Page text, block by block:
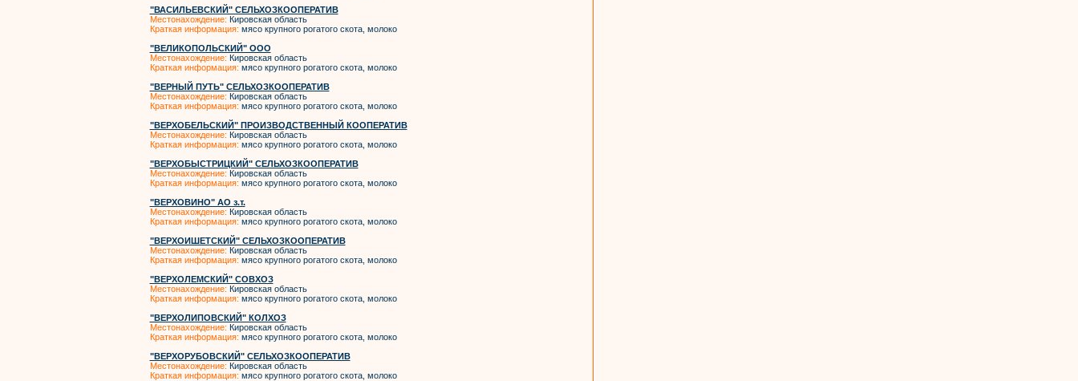
"ВАСИЛЬЕВСКИЙ" СЕЛЬХОЗКООПЕРАТИВ
Местонахождение: Кировская область
Краткая информация: мясо крупного рогатого скота, молоко
"ВЕЛИКОПОЛЬСКИЙ" ООО
Местонахождение: Кировская область
Краткая информация: мясо крупного рогатого скота, молоко
"ВЕРНЫЙ ПУТЬ" СЕЛЬХОЗКООПЕРАТИВ
Местонахождение: Кировская область
Краткая информация: мясо крупного рогатого скота, молоко
"ВЕРХОБЕЛЬСКИЙ" ПРОИЗВОДСТВЕННЫЙ КООПЕРАТИВ
Местонахождение: Кировская область
Краткая информация: мясо крупного рогатого скота, молоко
"ВЕРХОБЫСТРИЦКИЙ" СЕЛЬХОЗКООПЕРАТИВ
Местонахождение: Кировская область
Краткая информация: мясо крупного рогатого скота, молоко
"ВЕРХОВИНО" АО з.т.
Местонахождение: Кировская область
Краткая информация: мясо крупного рогатого скота, молоко
"ВЕРХОИШЕТСКИЙ" СЕЛЬХОЗКООПЕРАТИВ
Местонахождение: Кировская область
Краткая информация: мясо крупного рогатого скота, молоко
"ВЕРХОЛЕМСКИЙ" СОВХОЗ
Местонахождение: Кировская область
Краткая информация: мясо крупного рогатого скота, молоко
"ВЕРХОЛИПОВСКИЙ" КОЛХОЗ
Местонахождение: Кировская область
Краткая информация: мясо крупного рогатого скота, молоко
"ВЕРХОРУБОВСКИЙ" СЕЛЬХОЗКООПЕРАТИВ
Местонахождение: Кировская область
Краткая информация: мясо крупного рогатого скота, молоко